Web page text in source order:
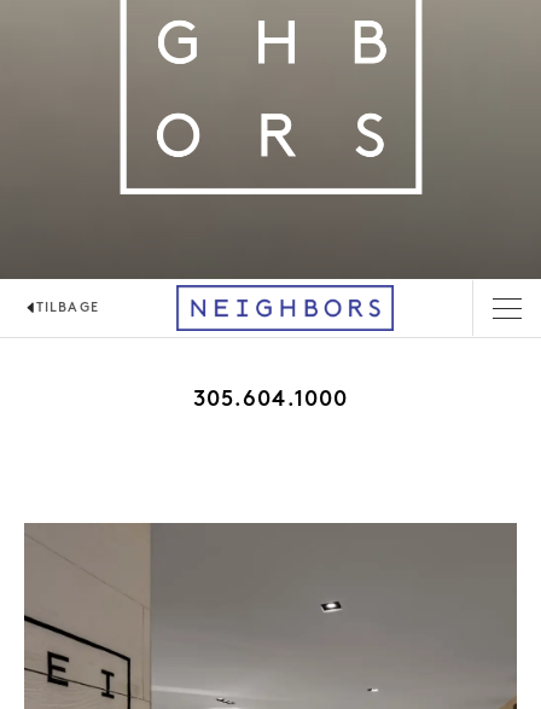
TILBAGE
305.604.1000